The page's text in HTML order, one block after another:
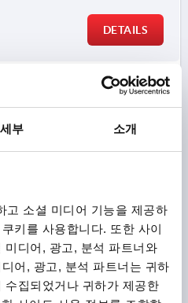
세부 소개
고 소셜 미디어 기능을 제공하
키를 사용합니다. 또한 사이
미디어, 광고, 분석 파트너와
어, 광고, 분석 파트너는 귀하
수집되었거나 귀하가 제공한
DETAILS
P 10000X8X11, FORM:C,
L=10 METRES
LENGTH=10000
2,0